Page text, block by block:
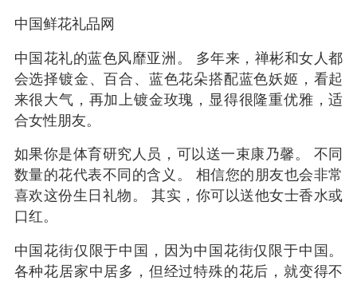
中国鲜花礼品网
中国花礼的蓝色风靡亚洲。 多年来，禅彬和女人都
会选择镀金、百合、蓝色花朵搭配蓝色妖姬，看起
来很大气，再加上镀金玫瑰，显得很隆重优雅，适
合女性朋友。
如果你是体育研究人员，可以送一束康乃馨。 不同
数量的花代表不同的含义。 相信您的朋友也会非常
喜欢这份生日礼物。 其实，你可以送他女士香水或
口红。
中国花街仅限于中国，因为中国花街仅限于中国。
各种花居家中居多，但经过特殊的花后，就变得不